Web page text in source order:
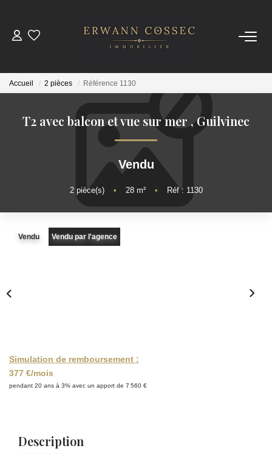
LOUER
ESTIMER
NOTRE AGENCE
Accueil 2 pièces Référence 1130
T2 avec balcon et vue sur mer ,Guilvinec
Vendu
2pièce(s) • 28m² • Réf : 1130
Vendu Vendu par l'agence
Simulation de remboursement :
377 €/mois
pendant 20 ans à 3% avec un apport de 7 560 €
Description